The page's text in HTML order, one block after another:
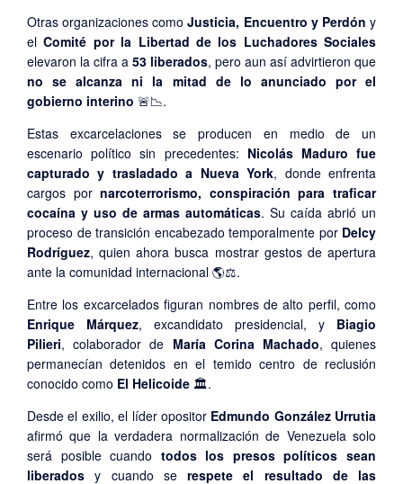
Otras organizaciones comoJusticia, Encuentro y Perdón y
elComité por la Libertad de los Luchadores Sociales
elevaron la cifra a 53 liberados, pero aun así advirtieron que
no se alcanza ni la mitad de lo anunciado por el
gobierno interino 🚨📉.
Estas excarcelaciones se producen en medio de un
escenario político sin precedentes: Nicolás Maduro fue
capturado y trasladado a Nueva York, donde enfrenta
cargos pornarcoterrorismo, conspiración para traficar
cocaína y uso de armas automáticas. Su caída abrió un
proceso de transición encabezado temporalmente por Delcy
Rodríguez, quien ahora busca mostrar gestos de apertura
ante la comunidad internacional 🌎⚖️.
Entre los excarcelados figuran nombres de alto perfil, como
Enrique Márquez, excandidato presidencial, y Biagio
Pilieri, colaborador de María Corina Machado, quienes
permanecían detenidos en el temido centro de reclusión
conocido como El Helicoide 🏛️.
Desde el exilio, el líder opositor Edmundo González Urrutia
afirmó que la verdadera normalización de Venezuela solo
será posible cuando todos los presos políticos sean
liberados y cuando se respete el resultado de las